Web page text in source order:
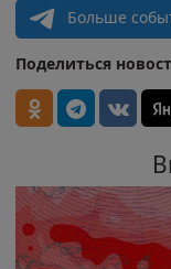
Больше
Поделиться